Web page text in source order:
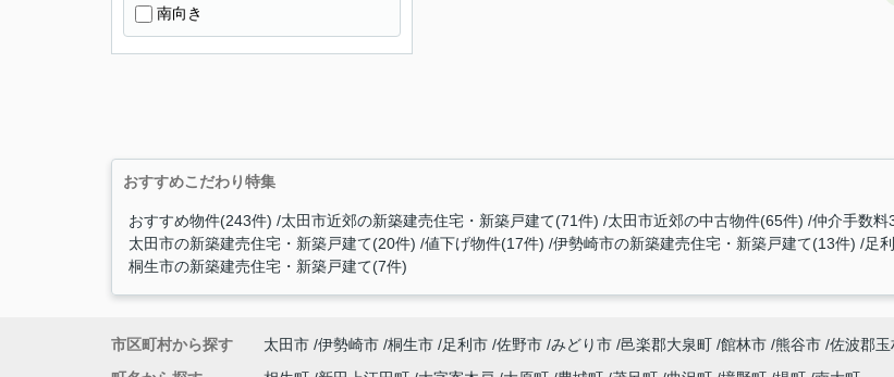
南向き
おすすめこだわり特集
おすすめ物件(243件) 太田市近郊の新築建売住宅・新築戸建て(71件) 太田市近郊の中古物件(65件) 仲介手数料
太田市の新築建売住宅・新築戸建て(20件) 値下げ物件(17件) 伊勢崎市の新築建売住宅・新築戸建て(13件)
足
桐生市の新築建売住宅・新築戸建て(7件)
市区町村から探す 太田市 伊勢崎市 桐生市 足利市 佐野市 みどり市 邑楽郡大泉町 館林市 熊谷市 佐波郡玉